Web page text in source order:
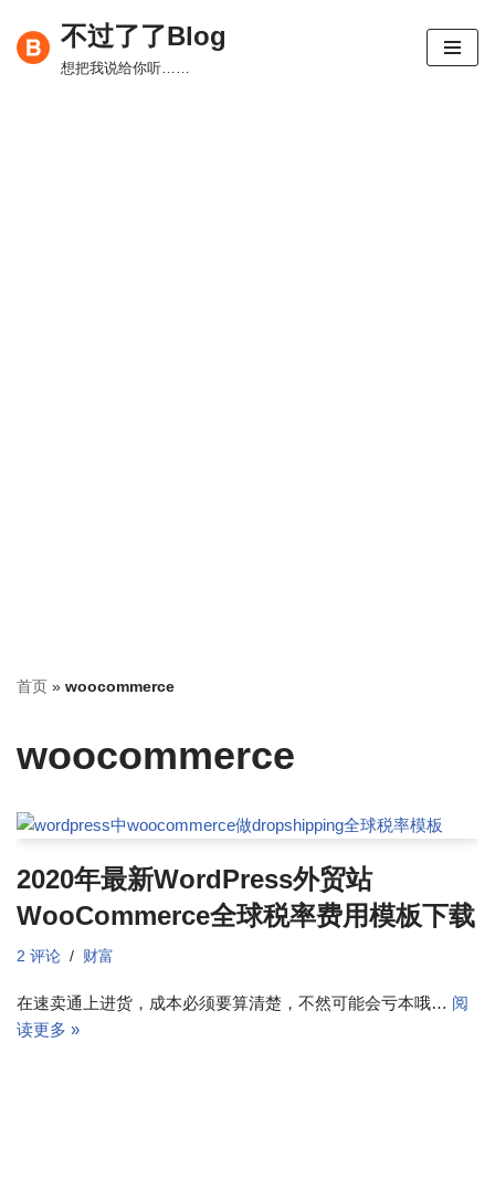
跳
不过了了Blog
想把我说给你听……
首页 » woocommerce
woocommerce
2020年最新WordPress外贸站
WooCommerce全球税率费用模板下载
2 评论 财富
在速卖通上进货，成本必须要算清楚，不然可能会亏本哦… 阅
读更多 »